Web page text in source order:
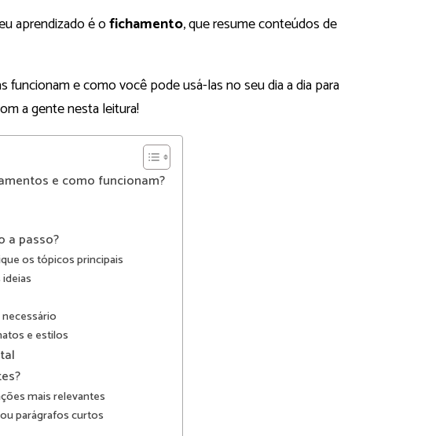
aprendizado é ofichamento, que resume conteúdos de
funcionam e como você pode usá-las no seu dia a dia para
a gente nesta leitura!
e como funcionam?
a passo?
os tópicos principais
e estilos
mais relevantes
parágrafos curtos